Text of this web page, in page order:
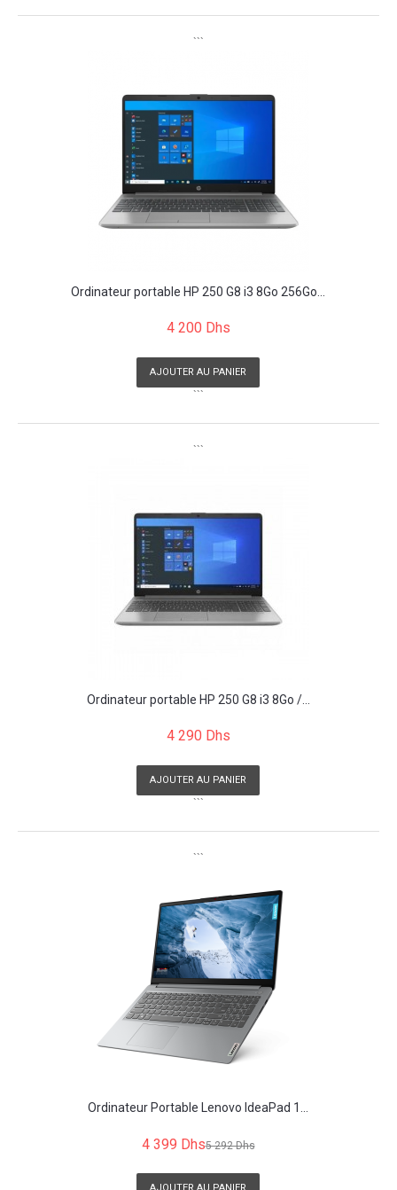
```
Ordinateur portable HP 250 G8 i3 8Go 256Go...
4 200 Dhs
AJOUTER AU PANIER
```
```
Ordinateur portable HP 250 G8 i3 8Go /...
4 290 Dhs
AJOUTER AU PANIER
```
```
Ordinateur Portable Lenovo IdeaPad 1...
4 399 Dhs5 292 Dhs
AJOUTER AU PANIER